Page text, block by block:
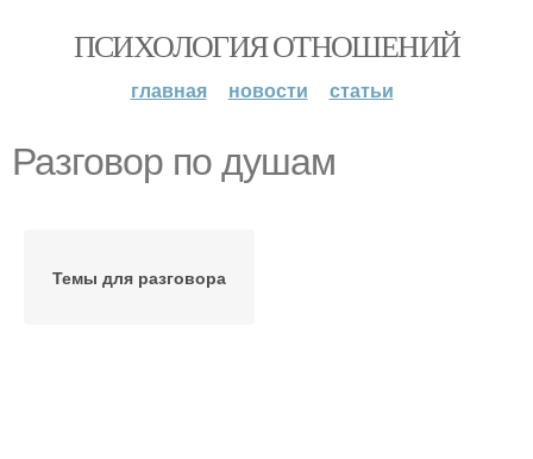
ПСИХОЛОГИЯ ОТНОШЕНИЙ
главная новости статьи
Разговор по душам
Темы для разговора